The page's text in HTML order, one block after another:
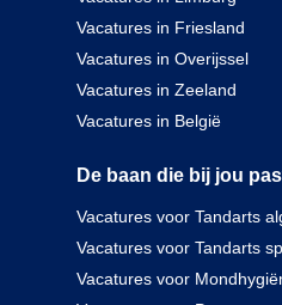
Vacatures in Friesland
Vacatures in Overijssel
Vacatures in Zeeland
Vacatures in België
De baan die bij jou
Vacatures voor Tandarts
Vacatures voor Tandarts
Vacatures voor